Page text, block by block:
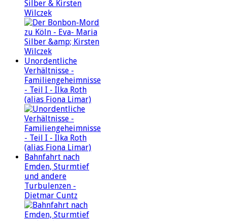
Silber & Kirsten
Wilczek
Unordentliche
Verhältnisse -
Familiengeheimnisse
- Teil I - Ilka Roth
(alias Fiona Limar)
Bahnfahrt nach
Emden, Sturmtief
und andere
Turbulenzen -
Dietmar Cuntz